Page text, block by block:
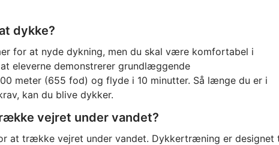
dykke?
for at nyde dykning, men du skal være komfortabel i
eleverne demonstrerer grundlæggende
meter (655 fod) og flyde i 10 minutter. Så længe du er i
kan du blive dykker.
vejret under vandet?
at trække vejret under vandet. Dykkertræning er designet